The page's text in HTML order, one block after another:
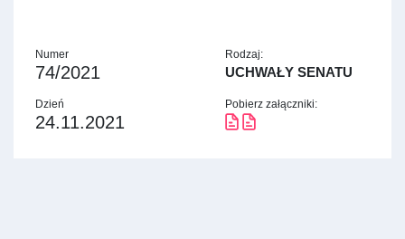
Numer
74/2021
Dzień
24.11.2021
Rodzaj:
UCHWAŁY SENATU
Pobierz załączniki: